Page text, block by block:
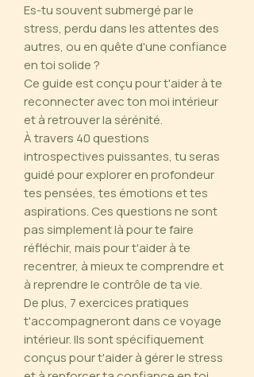
Es-tu souvent submergé par le
stress, perdu dans les attentes des
autres, ou en quête d'une confiance
en toi solide ?
Ce guide est conçu pour t'aider à te
reconnecter avec ton moi intérieur
et à retrouver la sérénité.
À travers 40 questions
introspectives puissantes, tu seras
guidé pour explorer en profondeur
tes pensées, tes émotions et tes
aspirations. Ces questions ne sont
pas simplement là pour te faire
réfléchir, mais pour t'aider à te
recentrer, à mieux te comprendre et
à reprendre le contrôle de ta vie.
De plus, 7 exercices pratiques
t'accompagneront dans ce voyage
intérieur. Ils sont spécifiquement
conçus pour t'aider à gérer le stress